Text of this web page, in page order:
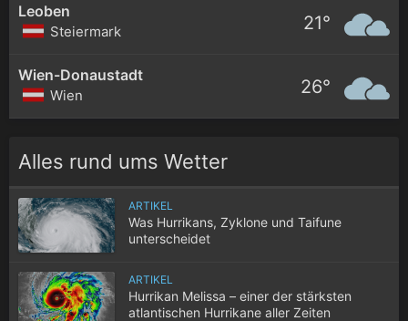
Leoben
Steiermark 21°
Wien-Donaustadt
Wien 26°
Alles rund ums Wetter
ARTIKEL
Was Hurrikans, Zyklone und Taifune
unterscheidet
ARTIKEL
Hurrikan Melissa – einer der stärksten
atlantischen Hurrikane aller Zeiten